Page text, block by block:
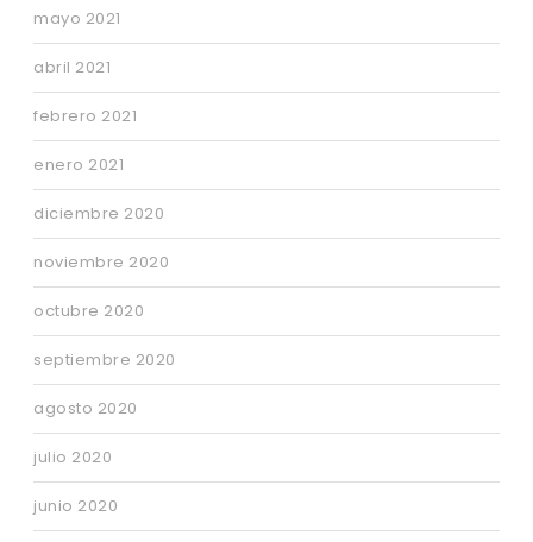
mayo 2021
abril 2021
febrero 2021
enero 2021
diciembre 2020
noviembre 2020
octubre 2020
septiembre 2020
agosto 2020
julio 2020
junio 2020